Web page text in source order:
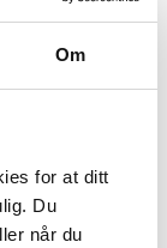
Om
for at ditt
Du
når du